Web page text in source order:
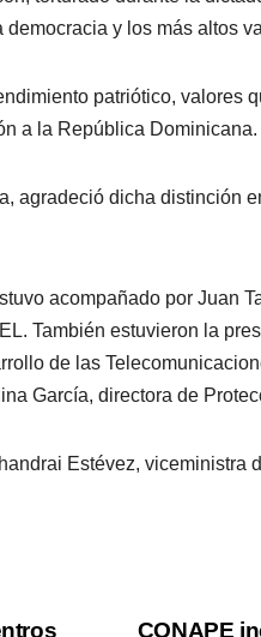
y los más altos
patriótico, valores
a la República Dominicana.
agradeció dicha distinción
acompañado por Juan
También estuvieron la
de las
García, directora de
Estévez, viceministra
CONAPE